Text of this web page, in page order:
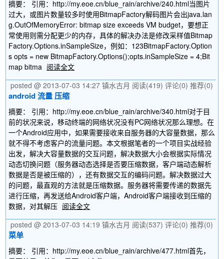
摘要： 引用：http://my.eoe.cn/blue_rain/archive/240.html当图片
过大，或图片数量较多时使用BitmapFactory解码图片会出java.lan
g.OutOfMemoryError: bitmap size exceeds VM budget，要想正
常使用则需分配更少的内存，具体的解决办法是修改采样值Bitmap
Factory.Options.inSampleSize，例如：123BitmapFactory.Option
s opts = new BitmapFactory.Options();opts.inSampleSize = 4;Bit
map bitma 阅读全文
posted @ 2013-07-03 14:27 镇水古月 阅读(419) 评论(0) 推荐(0)
android 流量 压缩
摘要： 引用：http://my.eoe.cn/blue_rain/archive/340.html对于目
前的状况来说，移动终端的网络状况没有PC网络状况那么理想。在
一个Android应用中，如果需要接收来自服务器的大容量数据，那么
就不得不考虑客户的流量问题。本文根据笔者的一个项目实战经验
出发，解决大容量数据的交互问题，解决数据大小会根据实际情况
动态切换问题（服务器动态选择是否要压缩数据，客户端动态解析
数据是否是被压缩的），还有数据交互的编码问题。解决数据过大
的问题，最直观的方法就是压缩数据。服务器将需要传递的数据先
进行压缩，再发送给Android客户端，Android客户端接收到压缩的
数据，对其解压 阅读全文
posted @ 2013-07-03 14:19 镇水古月 阅读(537) 评论(0) 推荐(0)
菜单
摘要： 引用：http://my.eoe.cn/blue_rain/archive/477.html首先，